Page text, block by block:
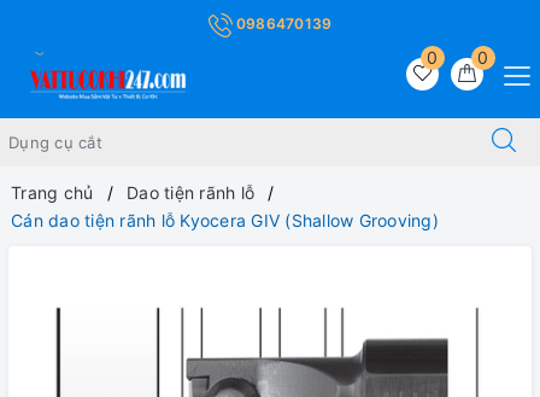
0986470139
0
0
Trang chủ
Dao tiện rãnh lỗ
Cán dao tiện rãnh lỗ Kyocera GIV (Shallow Grooving)